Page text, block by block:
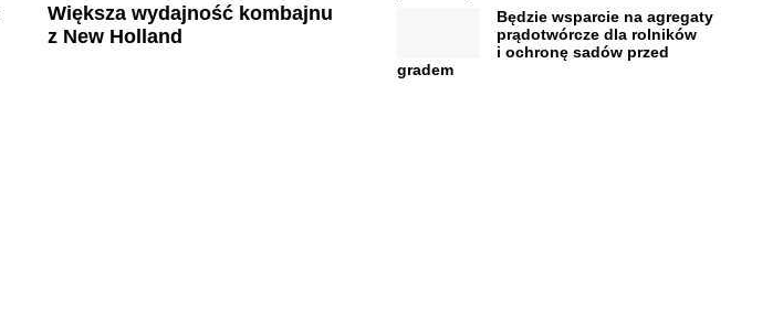
Większa wydajność kombajnu
z New Holland
Będzie wsparcie na agregaty
prądotwórcze dla rolników
i ochronę sadów przed
gradem